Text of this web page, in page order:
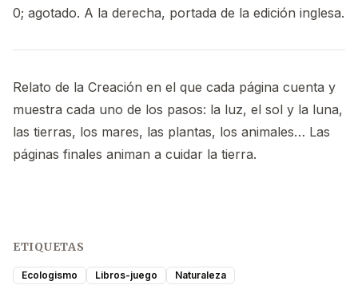
0; agotado. A la derecha, portada de la edición inglesa.
Relato de la Creación en el que cada página cuenta y
muestra cada uno de los pasos: la luz, el sol y la luna,
las tierras, los mares, las plantas, los animales… Las
páginas finales animan a cuidar la tierra.
ETIQUETAS
Ecologismo Libros-juego Naturaleza